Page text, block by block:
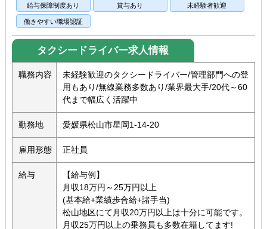
給与保障制度あり 賞与あり 未経験者歓迎
働きやすい職場認証
タクシードライバー求人情報
職務内容
未経験歓迎のタクシードライバー/管理部門への登
用もあり/無線業務多数あり/業界最大手/20代～60
代まで幅広く活躍中
勤務地 愛媛県松山市星岡1‐14‐20
雇用形態 正社員
給与
【給与例】
月収18万円～25万円以上
(基本給+業績歩合給+諸手当)
松山地区にて月収20万円以上は十分に可能です。
月収25万円以上の乗務員も多数在籍してます!